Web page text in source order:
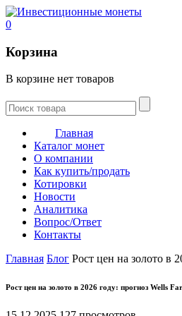
0
Корзина
В корзине нет товаров
Главная
Каталог монет
О компании
Как купить/продать
Котировки
Новости
Аналитика
Вопрос/Ответ
Контакты
Главная Блог Рост цен на золото в
Рост цен на золото в 2026 году: прогноз Wells